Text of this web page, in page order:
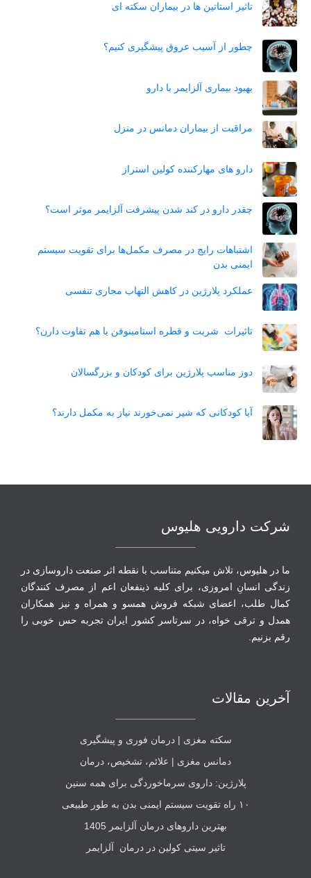
تاثیر استاتین‌ ها در بیماران سکته ای
چطور از آسیب عروق پیشگیری کنیم؟
بهبود بیماری آلزایمر با دارو
مراقبت از بیماران دمانس در منزل
دارو های مهارکننده کولین استراز
چقدر دارو در کند شدن پیشرفت آلزایمر موثر است؟
اشتباهات رایج در مصرف مکمل‌ها برای تقویت سیستم
ایمنی بدن
عملکرد پلارژین در کاهش التهاب مجاری تنفسی
تاثیرات شربت و قطره استامینوفن با هم تفاوت دارن؟
دوز مناسب پلارژین برای کودکان و بزرگسالان
آیا کودکانی که شیر نمی‌خورند نیاز به مکمل دارند؟
شرکت دارویی هلیوس
ما در هلیوس، تلاش می‏کنیم متناسب با نقطه‏ اثر صنعت داروسازی در
زندگی انسانِ امروزی، برای کلیه ذینفعان اعم از مصرف‏ کنندگان
‏کمال طلب، اعضای شبکه فروش همسو و همراه و نیز همکاران
همدل و ترقی‏ خواه، در سرتاسر کشور ایران تجربه حس خوبی را
رقم بزنیم.
آخرین مقالات
سکته مغزی | درمان فوری و پیشگیری
دمانس مغزی | علائم، تشخیص، درمان
پلارژین: داروی سرماخوردگی برای همه سنین
۱۰ راه تقویت سیستم ایمنی بدن به طور طبیعی
بهترین داروهای درمان آلزایمر 1405
تاثیر سیتی کولین در درمان آلزایمر